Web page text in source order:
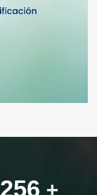
256 +